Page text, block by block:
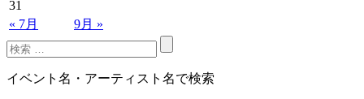
« 7月 9月 »
31
イベント名・アーティスト名で検索